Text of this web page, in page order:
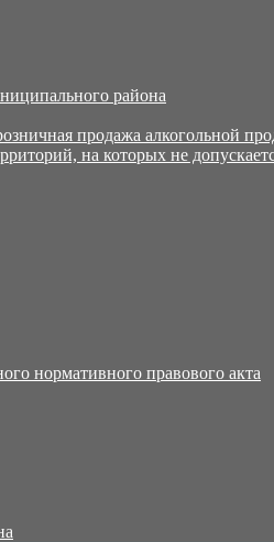
района
продажа алкогольной
на которых не
нормативного правового акта